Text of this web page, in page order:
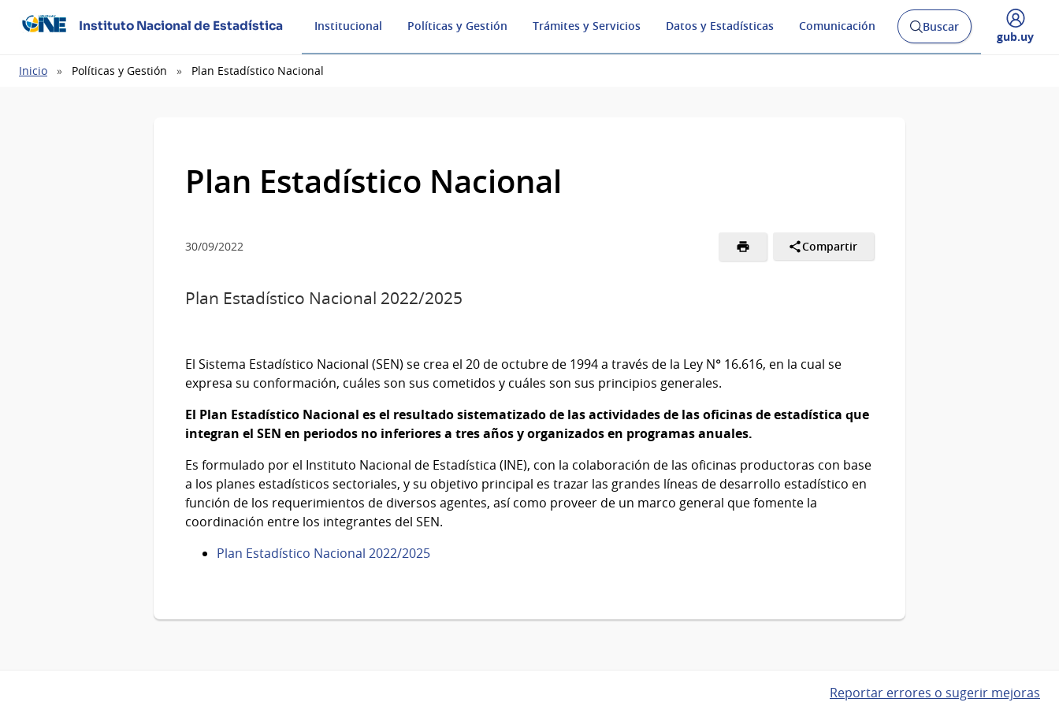
Instituto Nacional de Estadística Institucional Políticas y Gestión Trámites y Servicios Datos y Estadísticas Comunicación
Abrir
buscador
Buscar
Desplegar
gub.uy
Ruta
Inicio Políticas y Gestión Plan Estadístico Nacional
Plan Estadístico Nacional
30/09/2022 Compartir
Plan Estadístico Nacional 2022/2025
El Sistema Estadístico Nacional (SEN) se crea el 20 de octubre de 1994 a través de la Ley N° 16.616, en la cual se
expresa su conformación, cuáles son sus cometidos y cuáles son sus principios generales.
El Plan Estadístico Nacional es el resultado sistematizado de las actividades de las oficinas de estadística que
integran el SEN en periodos no inferiores a tres años y organizados en programas anuales.
Es formulado por el Instituto Nacional de Estadística (INE), con la colaboración de las oficinas productoras con base
a los planes estadísticos sectoriales, y su objetivo principal es trazar las grandes líneas de desarrollo estadístico en
función de los requerimientos de diversos agentes, así como proveer de un marco general que fomente la
coordinación entre los integrantes del SEN.
Plan Estadístico Nacional 2022/2025
Reportar errores o sugerir mejoras